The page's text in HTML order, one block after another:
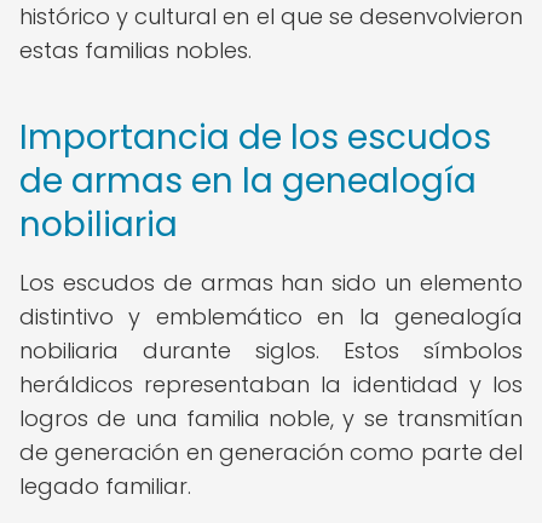
histórico y cultural en el que se desenvolvieron
estas familias nobles.
Importancia de los escudos
de armas en la genealogía
nobiliaria
Los escudos de armas han sido un elemento
distintivo y emblemático en la genealogía
nobiliaria durante siglos. Estos símbolos
heráldicos representaban la identidad y los
logros de una familia noble, y se transmitían
de generación en generación como parte del
legado familiar.